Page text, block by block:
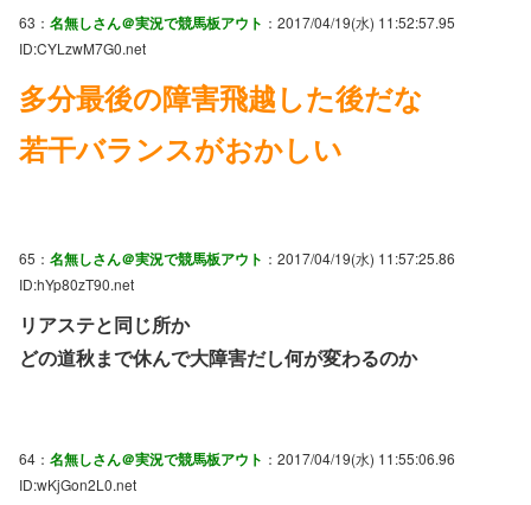
63： 名無しさん＠実況で競馬板アウト ：2017/04/19(水) 11:52:57.95
ID:CYLzwM7G0.net
多分最後の障害飛越した後だな
若干バランスがおかしい
65： 名無しさん＠実況で競馬板アウト ：2017/04/19(水) 11:57:25.86
ID:hYp80zT90.net
リアステと同じ所か
どの道秋まで休んで大障害だし何が変わるのか
64： 名無しさん＠実況で競馬板アウト ：2017/04/19(水) 11:55:06.96
ID:wKjGon2L0.net